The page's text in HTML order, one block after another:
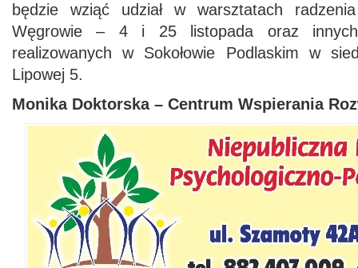
będzie wziąć udział w warsztatach
Węgrowie – 4 i 25 listopada oraz innych
realizowanych w Sokołowie Podlaskim w
Lipowej 5.
Monika Doktorska – Centrum Wspierania